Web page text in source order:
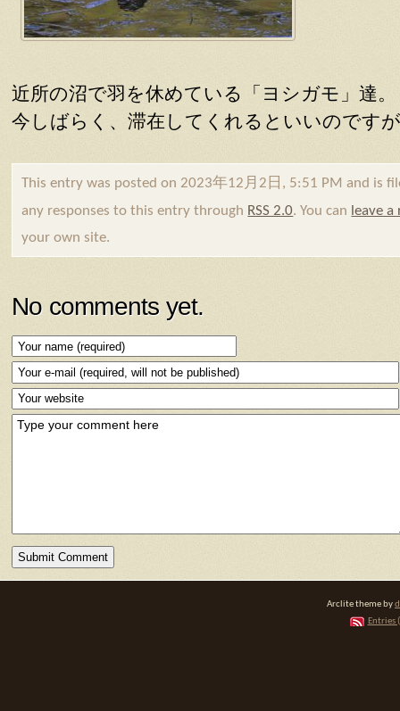
近所の沼で羽を休めている「ヨシガモ」達。
今しばらく、滞在してくれるといいのです
This entry was posted on 2023年12月2日, 5:51 PM and is
any responses to this entry through RSS 2.0. You can leave a
your own site.
No comments yet.
Arclite theme by
Entries